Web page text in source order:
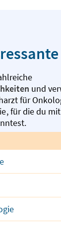
und
für
,für die du